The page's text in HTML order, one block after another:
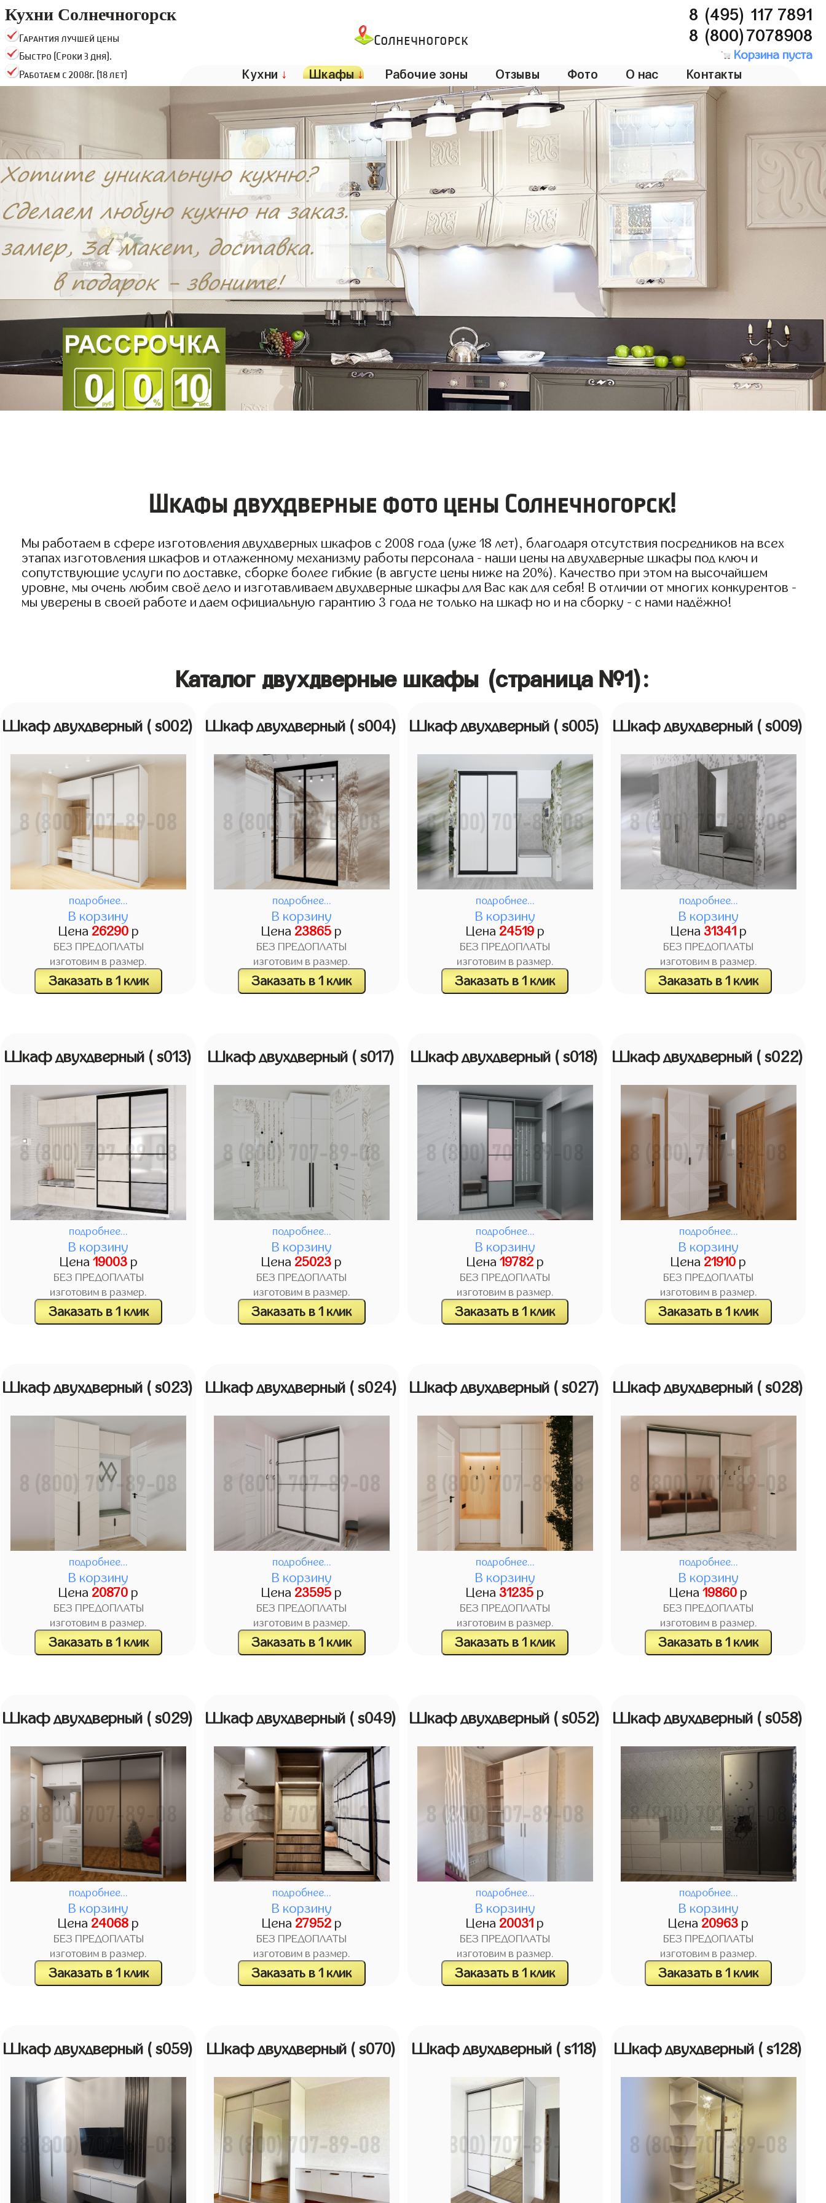
Кухни Солнечногорск
Гарантия лучшей цены
Быстро (Сроки 3 дня).
Работаем с 2008г. (18 лет)
Солнечногорск
8 (495) 117 7891
8 (800)7078908
Корзина пуста
Кухни ↓ Шкафы↓ Рабочие зоны Отзывы Фото О нас Контакты
Шкафы двухдверные фото цены Солнечногорск!
Мы работаем в сфере изготовления двухдверных шкафов с 2008 года (уже 18 лет), благодаря отсутствия посредников на всех
этапах изготовления шкафов и отлаженному механизму работы персонала - наши цены на двухдверные шкафы под ключ и
сопутствующие услуги по доставке, сборке более гибкие (в августе цены ниже на 20%). Качество при этом на высочайшем
уровне, мы очень любим своё дело и изготавливаем двухдверные шкафы для Вас как для себя! В отличии от многих конкурентов -
мы уверены в своей работе и даем официальную гарантию 3 года не только на шкаф но и на сборку - с нами надёжно!
Каталог двухдверные шкафы (страница №1):
Шкаф двухдверный ( s002)
подробнее...
В корзину
Цена 26290р
БЕЗ ПРЕДОПЛАТЫ
изготовим в размер.
Заказать в 1 клик
Шкаф двухдверный ( s004)
подробнее...
В корзину
Цена 23865 р
БЕЗ ПРЕДОПЛАТЫ
изготовим в размер.
Заказать в 1 клик
Шкаф двухдверный ( s005)
подробнее...
В корзину
Цена 24519р
БЕЗ ПРЕДОПЛАТЫ
изготовим в размер.
Заказать в 1 клик
Шкаф двухдверный ( s009)
подробнее...
В корзину
Цена 31341 р
БЕЗ ПРЕДОПЛАТЫ
изготовим в размер.
Заказать в 1 клик
Шкаф двухдверный ( s013)
подробнее...
В корзину
Цена 19003р
БЕЗ ПРЕДОПЛАТЫ
изготовим в размер.
Заказать в 1 клик
Шкаф двухдверный ( s017)
подробнее...
В корзину
Цена 25023 р
БЕЗ ПРЕДОПЛАТЫ
изготовим в размер.
Заказать в 1 клик
Шкаф двухдверный ( s018)
подробнее...
В корзину
Цена 19782р
БЕЗ ПРЕДОПЛАТЫ
изготовим в размер.
Заказать в 1 клик
Шкаф двухдверный ( s022)
подробнее...
В корзину
Цена 21910 р
БЕЗ ПРЕДОПЛАТЫ
изготовим в размер.
Заказать в 1 клик
Шкаф двухдверный ( s023)
подробнее...
В корзину
Цена 20870 р
БЕЗ ПРЕДОПЛАТЫ
изготовим в размер.
Заказать в 1 клик
Шкаф двухдверный ( s024)
подробнее...
В корзину
Цена 23595 р
БЕЗ ПРЕДОПЛАТЫ
изготовим в размер.
Заказать в 1 клик
Шкаф двухдверный ( s027)
подробнее...
В корзину
Цена 31235 р
БЕЗ ПРЕДОПЛАТЫ
изготовим в размер.
Заказать в 1 клик
Шкаф двухдверный ( s028)
подробнее...
В корзину
Цена19860 р
БЕЗ ПРЕДОПЛАТЫ
изготовим в размер.
Заказать в 1 клик
Шкаф двухдверный ( s029)
подробнее...
В корзину
Цена 24068 р
БЕЗ ПРЕДОПЛАТЫ
изготовим в размер.
Заказать в 1 клик
Шкаф двухдверный ( s049)
подробнее...
В корзину
Цена 27952р
БЕЗ ПРЕДОПЛАТЫ
изготовим в размер.
Заказать в 1 клик
Шкаф двухдверный ( s052)
подробнее...
В корзину
Цена 20031 р
БЕЗ ПРЕДОПЛАТЫ
изготовим в размер.
Заказать в 1 клик
Шкаф двухдверный ( s058)
подробнее...
В корзину
Цена 20963 р
БЕЗ ПРЕДОПЛАТЫ
изготовим в размер.
Заказать в 1 клик
Шкаф двухдверный ( s059) Шкаф двухдверный ( s070) Шкаф двухдверный ( s118) Шкаф двухдверный ( s128)